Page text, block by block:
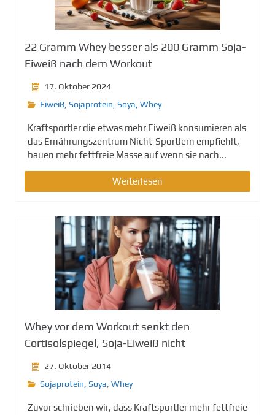
22 Gramm Whey besser als 200 Gramm Soja-
Eiweiß nach dem Workout
17. Oktober 2024
Eiweiß, Sojaprotein, Soya, Whey
Kraftsportler die etwas mehr Eiweiß konsumieren als
das Ernährungszentrum Nicht-Sportlern empfiehlt,
bauen mehr fettfreie Masse auf wenn sie nach...
Weiterlesen
Whey vor dem Workout senkt den
Cortisolspiegel, Soja-Eiweiß nicht
27. Oktober 2014
Sojaprotein, Soya, Whey
Zuvor schrieben wir, dass Kraftsportler mehr fettfreie